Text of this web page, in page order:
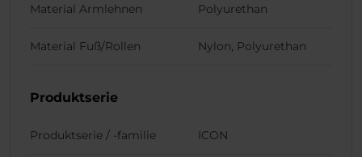
Material Armlehnen Polyurethan
Material Fuß/Rollen Nylon, Polyurethan
Produktserie
Produktserie / -familie ICON